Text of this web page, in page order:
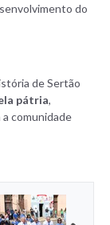
do
de Sertão
pátria,
comunidade